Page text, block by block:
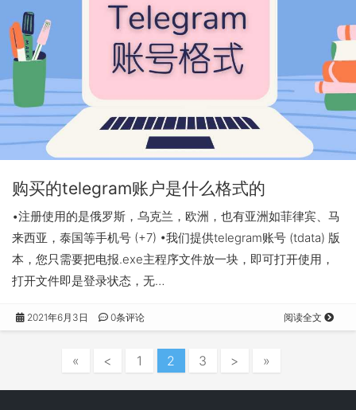
购买的telegram账户是什么格式的
•注册使用的是俄罗斯，乌克兰，欧洲，也有亚洲如菲律宾、马
来西亚，泰国等手机号 (+7) •我们提供telegram账号 (tdata) 版
本，您只需要把电报.exe主程序文件放一块，即可打开使用，
打开文件即是登录状态，无…
2021年6月3日 0条评论 阅读全文
« < 1 2 3 > »